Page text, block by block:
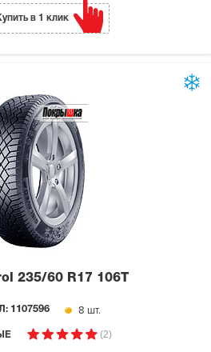
в 1 клик
235/60 R17 106T
1107596 8 шт.
(2)